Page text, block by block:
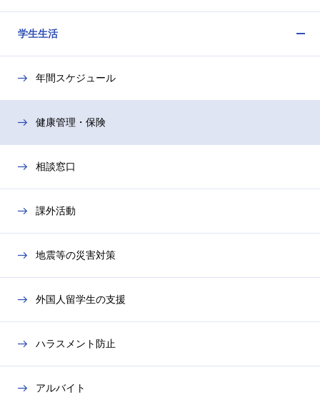
閉
ー
閉
ュ
ー
閉
学生生活
ー
閉
年間スケジュール
健康管理・保険
相談窓口
課外活動
地震等の災害対策
外国人留学生の支援
ハラスメント防止
アルバイト